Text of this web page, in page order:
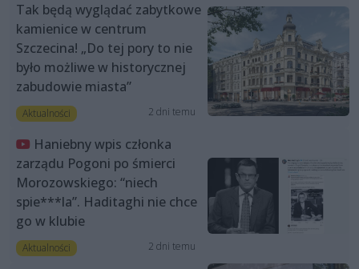
Tak będą wyglądać zabytkowe
kamienice w centrum
Szczecina! „Do tej pory to nie
było możliwe w historycznej
zabudowie miasta”
Aktualności 2 dni temu
Haniebny wpis członka
zarządu Pogoni po śmierci
Morozowskiego: “niech
spie***la”. Haditaghi nie chce
go w klubie
Aktualności 2 dni temu